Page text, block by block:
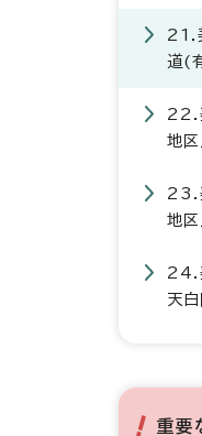
21.
道(
22.
地区
23.
地区
24.
天白
重要